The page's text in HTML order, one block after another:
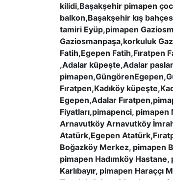
kilidi,Başakşehir pimapen
balkon,Başakşehir kış
tamiri Eyüp,pimapen
Gaziosmanpaşa,korkuluk
Fatih,Egepen Fatih,Fıratpen
,Adalar küpeşte,Adalar
Fıratpen,Kadıköy
Egepen,Adalar
Fiyatları,pimapenci,
Arnavutköy Arnavutköy
Atatürk,Egepen
Boğazköy Merkez, pimapen
pimapen Hadımköy Hastane,
Karlıbayır, pimapen